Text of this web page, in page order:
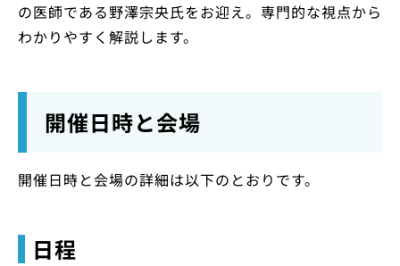
の医師である野澤宗央氏をお迎え。専門的な視点から
わかりやすく解説します。
開催日時と会場
開催日時と会場の詳細は以下のとおりです。
日程